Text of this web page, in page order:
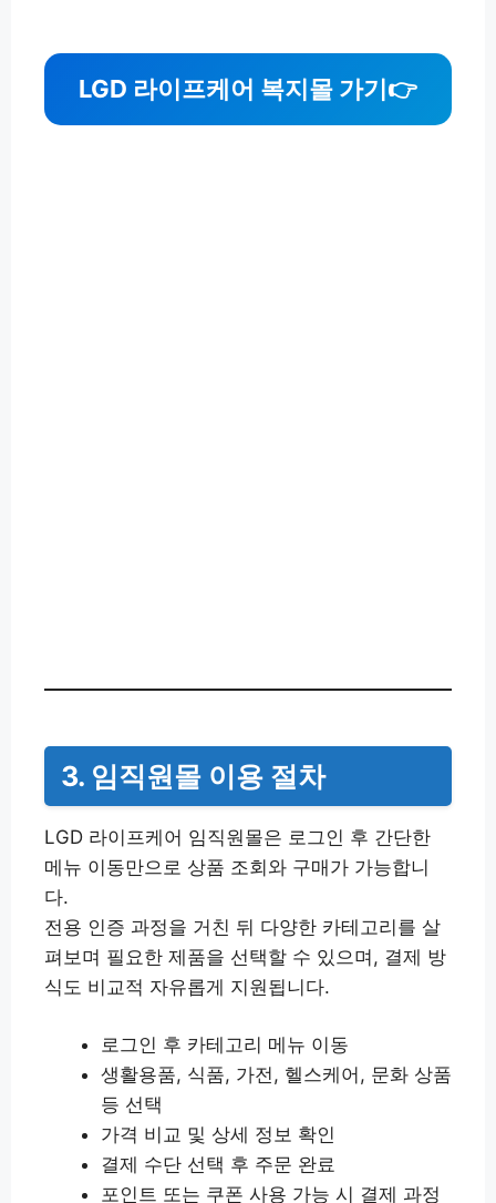
LGD 라이프케어 복지몰 가기 👉
3. 임직원몰 이용 절차
LGD 라이프케어 임직원몰은 로그인 후 간단한
메뉴 이동만으로 상품 조회와 구매가 가능합니
다.
전용 인증 과정을 거친 뒤 다양한 카테고리를 살
펴보며 필요한 제품을 선택할 수 있으며, 결제 방
식도 비교적 자유롭게 지원됩니다.
로그인 후 카테고리 메뉴 이동
생활용품, 식품, 가전, 헬스케어, 문화 상품
등 선택
가격 비교 및 상세 정보 확인
결제 수단 선택 후 주문 완료
포인트 또는 쿠폰 사용 가능 시 결제 과정